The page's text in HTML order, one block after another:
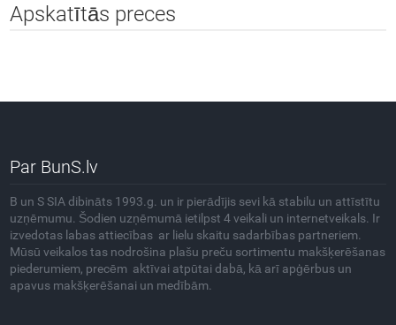
Apskatītās preces
Par BunS.lv
B un S SIA dibināts 1993.g. un ir pierādījis sevi kā stabilu un attīstītu
uzņēmumu. Šodien uzņēmumā ietilpst 4 veikali un internetveikals. Ir
izvedotas labas attiecības ar lielu skaitu sadarbības partneriem.
Mūsū veikalos tas nodrošina plašu preču sortimentu makšķerēšanas
piederumiem, precēm aktīvai atpūtai dabā, kā arī apģērbus un
apavus makšķerēšanai un medībām.